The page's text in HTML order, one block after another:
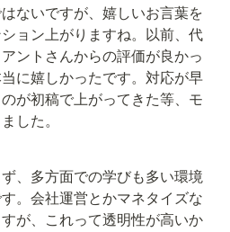
ないですが、嬉しいお言葉を
ョン上がりますね。以前、代
ントさんからの評価が良かっ
に嬉しかったです。対応が早
が初稿で上がってきた等、モ
した。
、多方面での学びも多い環境
。会社運営とかマネタイズな
が、これって透明性が高いか